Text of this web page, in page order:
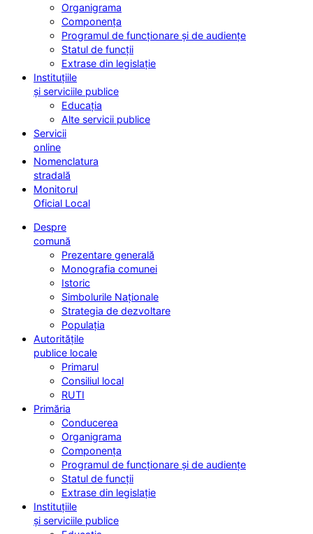
Organigrama
Componența
Programul de funcționare și de audiențe
Statul de funcții
Extrase din legislație
Instituțiile
și serviciile publice
Educația
Alte servicii publice
Servicii
online
Nomenclatura
stradală
Monitorul
Oficial Local
Despre
comună
Prezentare generală
Monografia comunei
Istoric
Simbolurile Naționale
Strategia de dezvoltare
Populația
Autoritățile
publice locale
Primarul
Consiliul local
RUTI
Primăria
Conducerea
Organigrama
Componența
Programul de funcționare și de audiențe
Statul de funcții
Extrase din legislație
Instituțiile
și serviciile publice